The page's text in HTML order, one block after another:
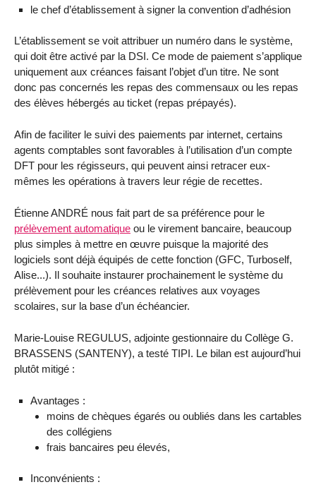
le chef d’établissement à signer la convention d’adhésion
L’établissement se voit attribuer un numéro dans le système,
qui doit être activé par la DSI. Ce mode de paiement s’applique
uniquement aux créances faisant l’objet d’un titre. Ne sont
donc pas concernés les repas des commensaux ou les repas
des élèves hébergés au ticket (repas prépayés).
Afin de faciliter le suivi des paiements par internet, certains
agents comptables sont favorables à l’utilisation d’un compte
DFT pour les régisseurs, qui peuvent ainsi retracer eux-
mêmes les opérations à travers leur régie de recettes.
Étienne ANDRÉ nous fait part de sa préférence pour le
prélèvement automatique ou le virement bancaire, beaucoup
plus simples à mettre en œuvre puisque la majorité des
logiciels sont déjà équipés de cette fonction (GFC, Turboself,
Alise...). Il souhaite instaurer prochainement le système du
prélèvement pour les créances relatives aux voyages
scolaires, sur la base d’un échéancier.
Marie-Louise REGULUS, adjointe gestionnaire du Collège G.
BRASSENS (SANTENY), a testé TIPI. Le bilan est aujourd’hui
plutôt mitigé :
Avantages :
moins de chèques égarés ou oubliés dans les cartables
des collégiens
frais bancaires peu élevés,
Inconvénients :